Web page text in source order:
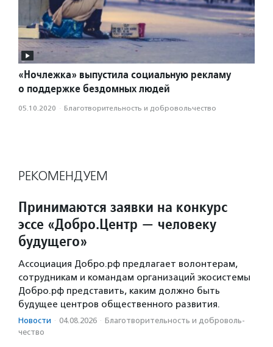
«Ночлежка» выпустила социальную рекламу
о поддержке бездомных людей
05.10.2020 · Благотвори­тель­ность и доброволь­чест­во
РЕКОМЕНДУЕМ
Принимаются заявки на конкурс
эссе «Добро.Центр — человеку
будущего»
Ассоциация Добро.рф предлагает волонтерам,
сотрудникам и командам организаций экосистемы
Добро.рф представить, каким должно быть
будущее центров общественного развития.
Новости · 04.08.2026 · Благотвори­тель­ность и доброволь­
чест­во